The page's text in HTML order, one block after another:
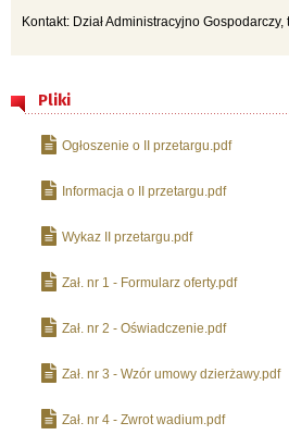
Kontakt: Dział Administracyjno
Pliki
Ogłoszenie o II przetargu.pdf
Informacja o II przetargu.pdf
Wykaz II przetargu.pdf
Zał. nr 1 - Formularz oferty.pdf
Zał. nr 2 - Oświadczenie.pdf
Zał. nr 3 - Wzór umowy dzierżawy.pdf
Zał. nr 4 - Zwrot wadium.pdf